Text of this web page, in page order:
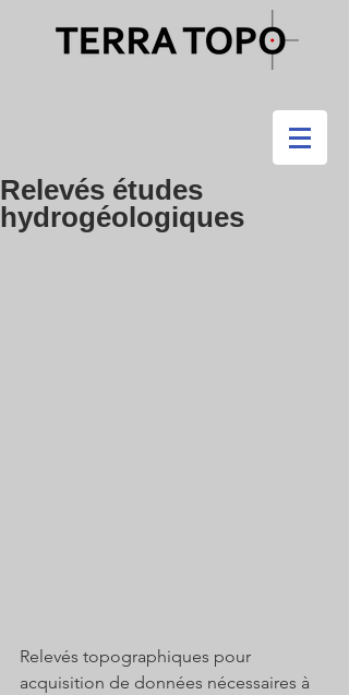
Relevés études
hydrogéologiques
Relevés topographiques pour
acquisition de données nécessaires à